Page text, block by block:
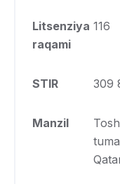
Litsenziya
raqami
116
STIR 309
Manzil